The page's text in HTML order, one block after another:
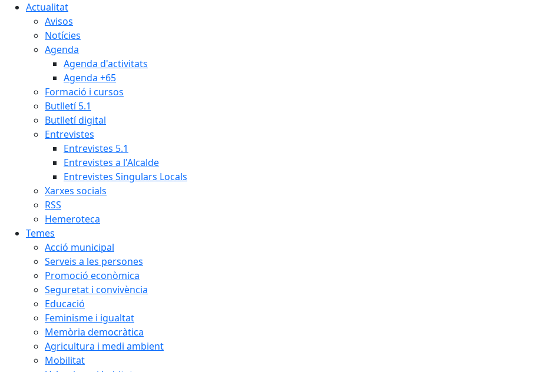
Actualitat
Avisos
Notícies
Agenda
Agenda d'activitats
Agenda +65
Formació i cursos
Butlletí 5.1
Butlletí digital
Entrevistes
Entrevistes 5.1
Entrevistes a l'Alcalde
Entrevistes Singulars Locals
Xarxes socials
RSS
Hemeroteca
Temes
Acció municipal
Serveis a les persones
Promoció econòmica
Seguretat i convivència
Educació
Feminisme i igualtat
Memòria democràtica
Agricultura i medi ambient
Mobilitat